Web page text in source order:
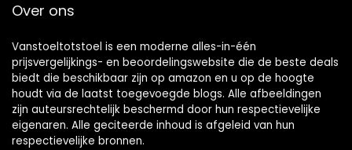
Over ons
Vanstoeltotstoel is een moderne alles-in-één
prijsvergelijkings- en beoordelingswebsite die de beste deals
biedt die beschikbaar zijn op amazon en u op de hoogte
houdt via de laatst toegevoegde blogs. Alle afbeeldingen
zijn auteursrechtelijk beschermd door hun respectievelijke
eigenaren. Alle geciteerde inhoud is afgeleid van hun
respectievelijke bronnen.